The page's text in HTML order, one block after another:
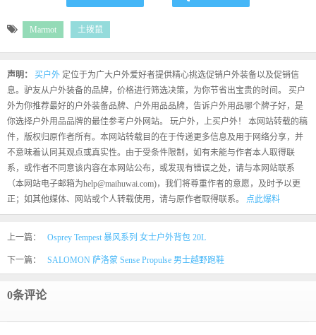
Marmot 土拨鼠
声明： 买户外 定位于为广大户外爱好者提供精心挑选促销户外装备以及促销信
息。驴友从户外装备的品牌，价格进行筛选决策，为你节省出宝贵的时间。 买户
外为你推荐最好的户外装备品牌、户外用品品牌，告诉户外用品哪个牌子好，是
你选择户外用品品牌的最佳参考户外网站。 玩户外，上买户外！ 本网站转载的稿
件，版权归原作者所有。本网站转载目的在于传递更多信息及用于网络分享，并
不意味着认同其观点或真实性。由于受条件限制，如有未能与作者本人取得联
系，或作者不同意该内容在本网站公布，或发现有错误之处，请与本网站联系
（本网站电子邮箱为help@maihuwai.com)，我们将尊重作者的意愿，及时予以更
正；如其他媒体、网站或个人转载使用，请与原作者取得联系。 点此爆料
上一篇： Osprey Tempest 暴风系列 女士户外背包 20L
下一篇： SALOMON 萨洛蒙 Sense Propulse 男士越野跑鞋
0条评论